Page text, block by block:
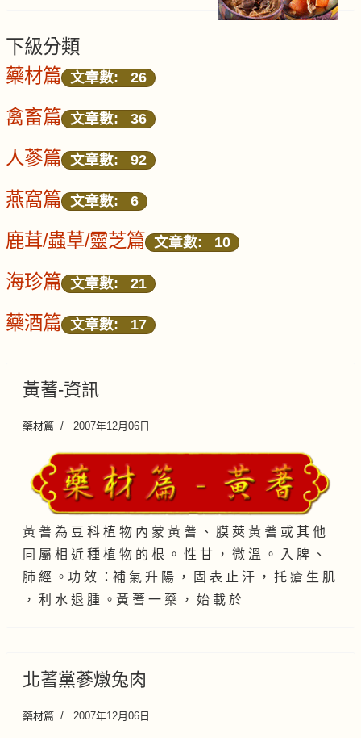
下級分類
藥材篇
文章數: 26
禽畜篇 文章數: 36
人蔘篇 文章數: 92
燕窩篇 文章數: 6
鹿茸/蟲草/靈芝篇 文章數: 10
海珍篇 文章數: 21
藥酒篇 文章數: 17
黃蓍-資訊
藥材篇 2007年12月06日
黃 蓍 為 豆 科 植 物 內 蒙 黃 蓍 、 膜 莢 黃 蓍 或 其 他
同 屬 相 近 種 植 物 的 根 。 性 甘 ， 微 溫 。 入 脾 、
肺 經 。功 效 ：補 氣 升 陽 ， 固 表 止 汗 ， 托 瘡 生 肌
， 利 水 退 腫 。黃 蓍 一 藥 ， 始 載 於
北蓍黨蔘燉兔肉
藥材篇 2007年12月06日